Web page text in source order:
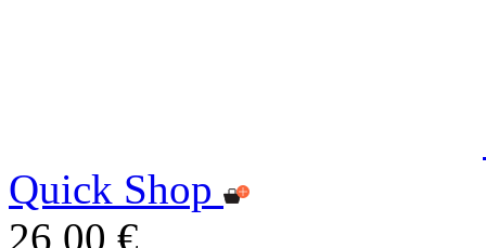
Quick Shop
26,00 €